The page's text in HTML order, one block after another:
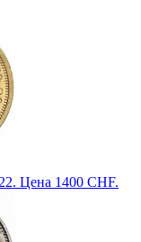
Цена 1400 CHF.